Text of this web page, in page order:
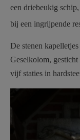
een driebeukig
bij een ingrijpende
De stenen
Geselkolom,
vijf staties in
kerk